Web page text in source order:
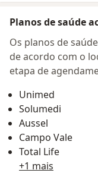
Planos de saúde
Os planos de
de acordo com o
etapa de
Unimed
Solumedi
Aussel
Campo Vale
Total Life
+1 mais